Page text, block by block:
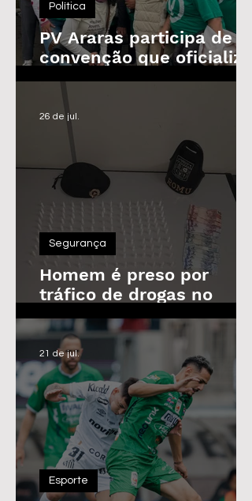
PV Araras participa de
convenção que oficializa
candidaturas da
Política
Homem é preso por
tráfico de drogas no
Parque das Árvores, em
Araras
Segurança
26 de jul.
Esporte
21 de jul.